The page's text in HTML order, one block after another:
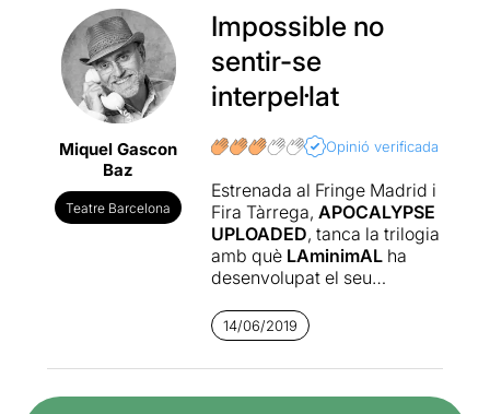
Miquel Gascon
Baz
Teatre Barcelona
Impossible no
sentir-se
interpel·lat
Opinió verificada
Estrenada al Fringe Madrid i
Fira Tàrrega, APOCALYPSE
UPLOADED, tanca la trilogia
amb què LAminimALha
desenvolupat el seu
LAminimAL
2010 a la Sala Beckett, com
14/06/2019